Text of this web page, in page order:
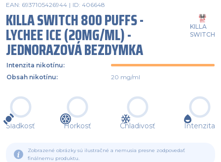
EAN: 6937105426944 | ID: 406648
KILLA SWITCH 800 PUFFS -
LYCHEE ICE (20MG/ML) -
JEDNORAZOVÁ BEZDYMKA
KILLA
SWITCH
Intenzita nikotínu:
Obsah nikotínu: 20 mg/ml
Sladkosť Horkosť Chladivosť Intenzita
Zobrazené obrázky sú ilustračné a nemusia presne zodpovedať
finálnemu produktu.